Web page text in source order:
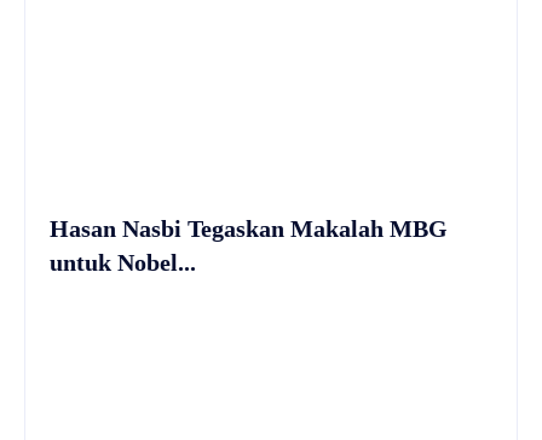
Hasan Nasbi Tegaskan Makalah MBG
untuk Nobel...